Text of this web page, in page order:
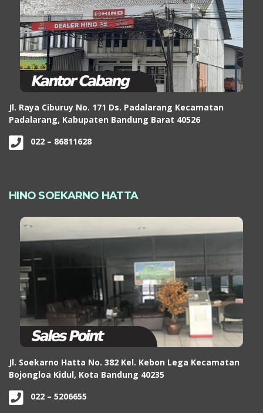
Jl. Raya Ciburuy No. 171 Ds. Padalarang Kecamatan
Padalarang, Kabupaten Bandung Barat 40526
022 – 86811628
HINO SOEKARNO HATTA
Jl. Soekarno Hatta No. 382 Kel. Kebon Lega Kecamatan
Bojongloa Kidul, Kota Bandung 40235
022 – 5206655